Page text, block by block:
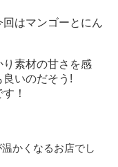
はマンゴーとにん
素材の甘さを感
いのだそう!
！
かくなるお店でし